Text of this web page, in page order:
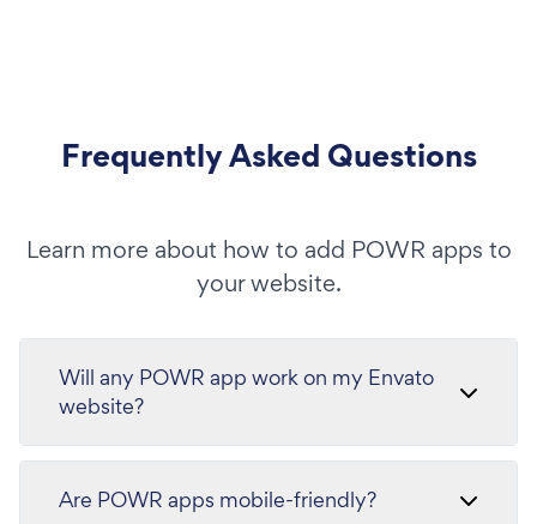
Frequently Asked Questions
Learn more about how to add POWR apps to
your website.
Will any POWR app work on my Envato
website?
Are POWR apps mobile-friendly?